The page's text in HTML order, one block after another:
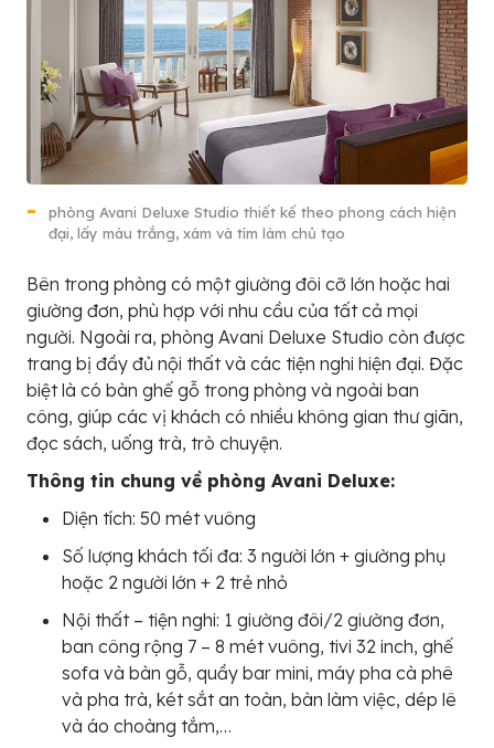
phòng Avani Deluxe Studio thiết kế theo phong cách hiện
đại, lấy màu trắng, xám và tím làm chủ tạo
Bên trong phòng có một giường đôi cỡ lớn hoặc hai
giường đơn, phù hợp với nhu cầu của tất cả mọi
người. Ngoài ra, phòng Avani Deluxe Studio còn được
trang bị đầy đủ nội thất và các tiện nghi hiện đại. Đặc
biệt là có bàn ghế gỗ trong phòng và ngoài ban
công, giúp các vị khách có nhiều không gian thư giãn,
đọc sách, uống trà, trò chuyện.
Thông tin chung về phòng Avani Deluxe:
Diện tích: 50 mét vuông
Số lượng khách tối đa: 3 người lớn + giường phụ
hoặc 2 người lớn + 2 trẻ nhỏ
Nội thất – tiện nghi: 1 giường đôi/2 giường đơn,
ban công rộng 7 – 8 mét vuông, tivi 32 inch, ghế
sofa và bàn gỗ, quầy bar mini, máy pha cà phê
và pha trà, két sắt an toàn, bàn làm việc, dép lê
và áo choàng tắm,…